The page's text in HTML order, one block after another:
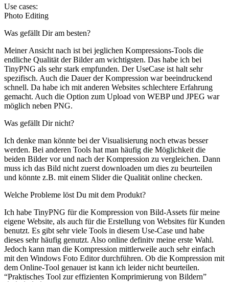
Use cases:
Photo Editing
Was gefällt Dir am besten?
Meiner Ansicht nach ist bei jeglichen Kompressions-Tools die
endliche Qualität der Bilder am wichtigsten. Das habe ich bei
TinyPNG als sehr stark empfunden. Der UseCase ist halt sehr
spezifisch. Auch die Dauer der Kompression war beeindruckend
schnell. Da habe ich mit anderen Websites schlechtere Erfahrung
gemacht. Auch die Option zum Upload von WEBP und JPEG war
möglich neben PNG.
Was gefällt Dir nicht?
Ich denke man könnte bei der Visualisierung noch etwas besser
werden. Bei anderen Tools hat man häufig die Möglichkeit die
beiden Bilder vor und nach der Kompression zu vergleichen. Dann
muss ich das Bild nicht zuerst downloaden um dies zu beurteilen
und könnte z.B. mit einem Slider die Qualität online checken.
Welche Probleme löst Du mit dem Produkt?
Ich habe TinyPNG für die Kompression von Bild-Assets für meine
eigene Website, als auch für die Erstellung von Websites für Kunden
benutzt. Es gibt sehr viele Tools in diesem Use-Case und habe
dieses sehr häufig genutzt. Also online definitv meine erste Wahl.
Jedoch kann man die Kompression mittlerweile auch sehr einfach
mit den Windows Foto Editor durchführen. Ob die Kompression mit
dem Online-Tool genauer ist kann ich leider nicht beurteilen.
“Praktisches Tool zur effizienten Komprimierung von Bildern”